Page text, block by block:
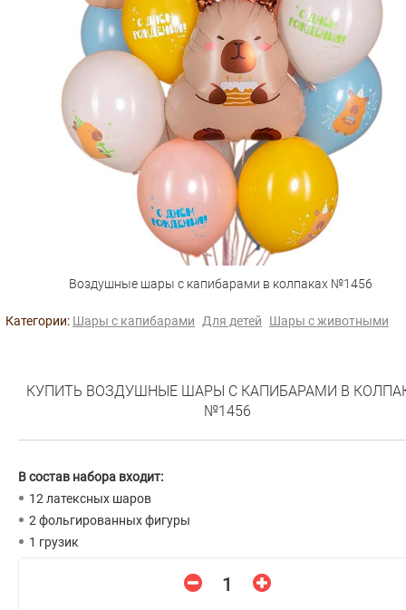
Воздушные шары с капибарами в колпаках №1456
Категории: Шары с капибарами Для детей Шары с животными
КУПИТЬ ВОЗДУШНЫЕ ШАРЫ С КАПИБАРАМИ В
№1456
В состав набора входит:
12 латексных шаров
2 фольгированных фигуры
1 грузик